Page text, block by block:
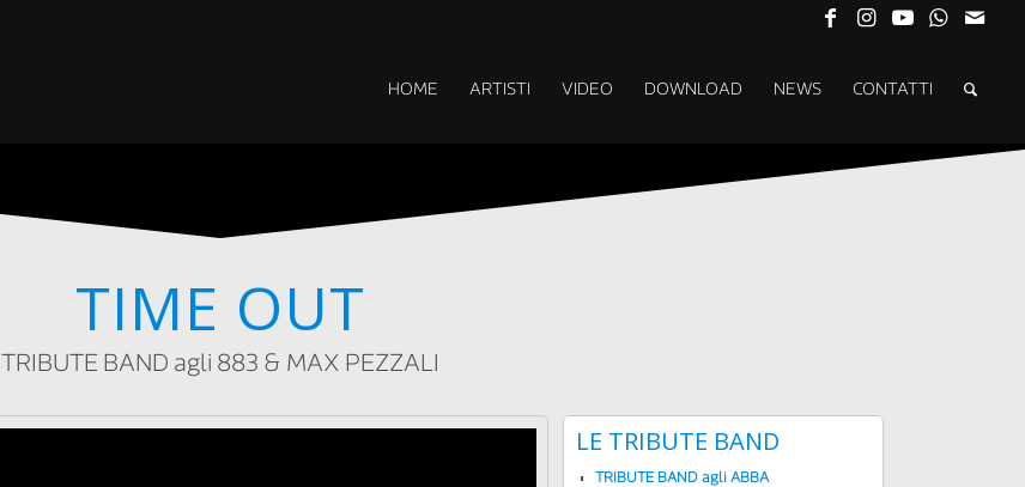
HOME ARTISTI VIDEO DOWNLOAD NEWS CONTATTI
TIME OUT
TRIBUTE BAND agli 883 & MAX PEZZALI
LE TRIBUTE BAND
TRIBUTE BAND agli ABBA